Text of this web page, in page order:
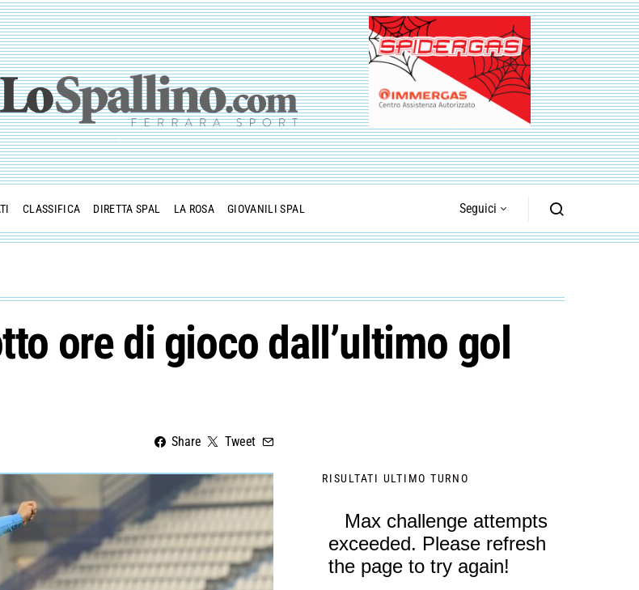
CLASSIFICA DIRETTA SPAL LA ROSA GIOVANILI SPAL Seguici
ore di gioco dall’ultimo gol
Share Tweet
RISULTATI ULTIMO TURNO